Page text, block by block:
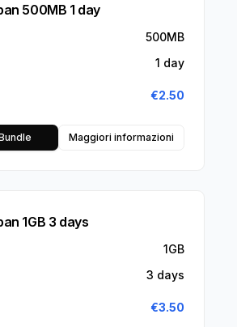
500MB 1 day
500MB
1 day
€2.50
Maggiori informazioni
1GB 3 days
1GB
3 days
€3.50